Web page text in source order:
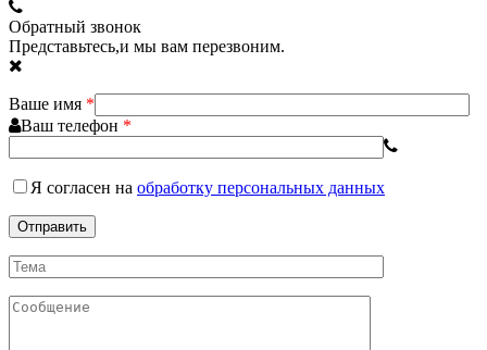
Обратный звонок
Представьтесь,и мы вам перезвоним.
Ваше имя *
Ваш телефон *
Я согласен на обработку персональных данных